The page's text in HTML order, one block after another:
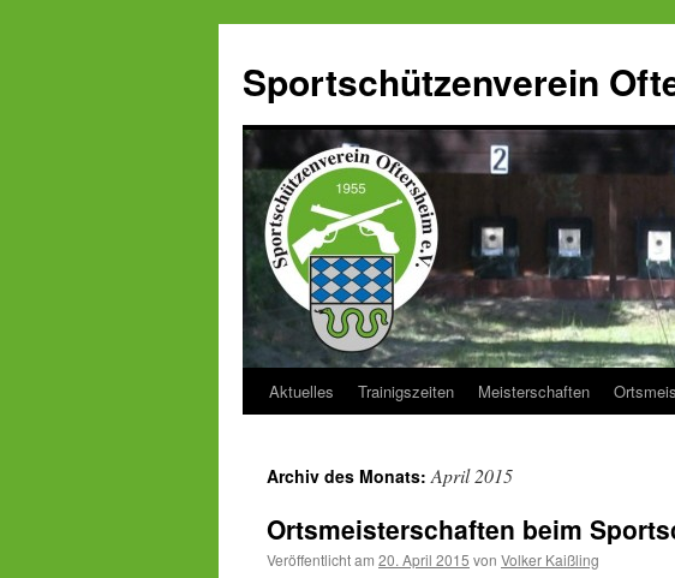
springen
Sportschützenverein
Aktuelles Trainigszeiten Meisterschaften
Archiv des Monats:April 2015
Ortsmeisterschaften beim
Veröffentlicht am 20. April 2015 von Volker Kaißling